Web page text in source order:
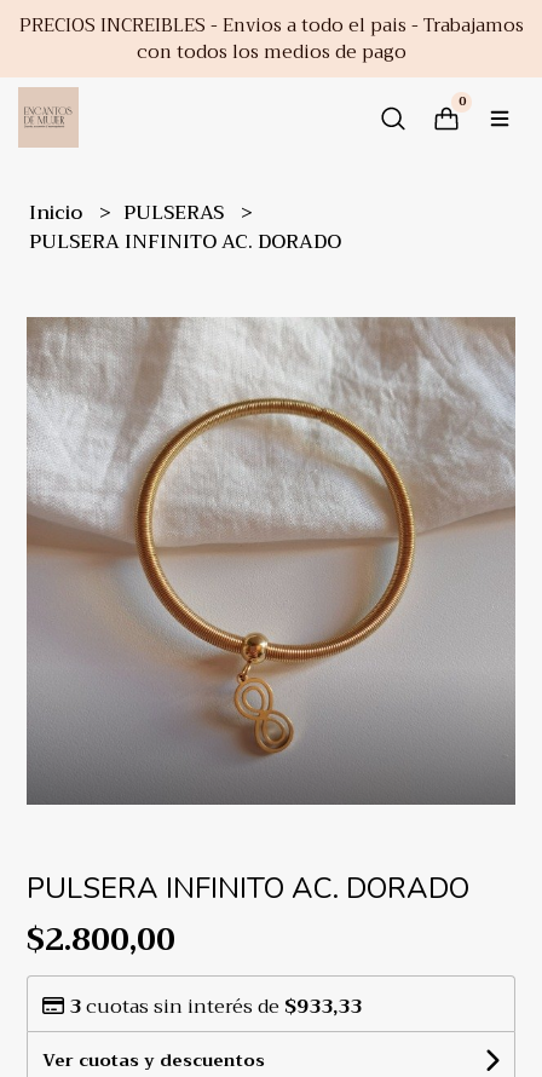
PRECIOS INCREIBLES - Envios a todo el pais - Trabajamos
con todos los medios de pago
0
Inicio
PULSERAS
PULSERA INFINITO AC. DORADO
PULSERA INFINITO AC. DORADO
$2.800,00
3cuotas sin interés de $933,33
Ver cuotas y descuentos